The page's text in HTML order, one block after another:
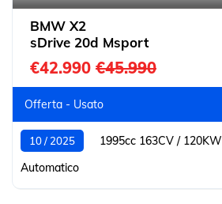
BMW X2
sDrive 20d Msport
€42.990 €45.990
Offerta - Usato
10 / 2025 1995cc 163CV / 120KW
Automatico